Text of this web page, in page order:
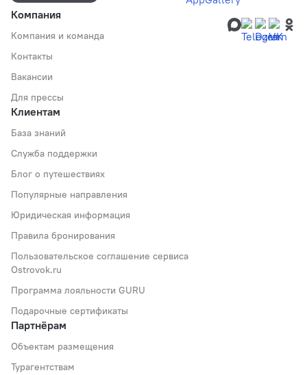
Компания
Компания и команда
Контакты
Вакансии
Для прессы
Клиентам
База знаний
Служба поддержки
Блог о путешествиях
Популярные направления
Юридическая информация
Правила бронирования
Пользовательское соглашение сервиса
Ostrovok.ru
Программа лояльности GURU
Подарочные сертификаты
Партнёрам
Объектам размещения
Турагентствам